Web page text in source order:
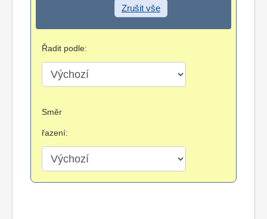
Zrušit vše
Řadit podle:
Směr
řazení: